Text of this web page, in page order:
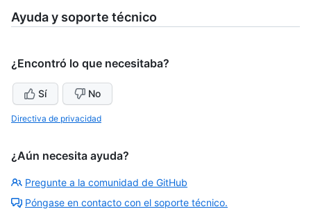
Ayuda y soporte técnico
¿Encontró lo que necesitaba?
Sí No
Directiva de privacidad
¿Aún necesita ayuda?
Pregunte a la comunidad de GitHub
Póngase en contacto con el soporte técnico.